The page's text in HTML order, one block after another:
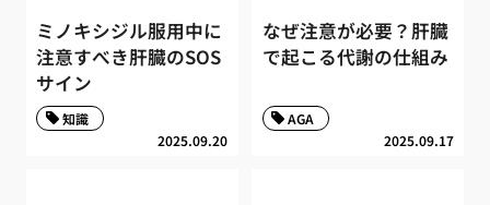
ミノキシジル服用中に
注意すべき肝臓のSOS
サイン
2025.09.20
知識
なぜ注意が必要？肝臓
で起こる代謝の仕組み
2025.09.17
AGA